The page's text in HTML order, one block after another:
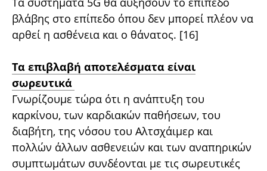
βλάβης στο επίπεδο όπου δεν μπορεί πλέον να
αρθεί η ασθένεια και ο θάνατος. [16]
Τα επιβλαβή αποτελέσματα είναι
σωρευτικά
Γνωρίζουμε τώρα ότι η ανάπτυξη του
καρκίνου, των καρδιακών παθήσεων, του
διαβήτη, της νόσου του Αλτσχάιμερ και
πολλών άλλων ασθενειών και των αναπηρικών
συμπτωμάτων συνδέονται με τις σωρευτικές